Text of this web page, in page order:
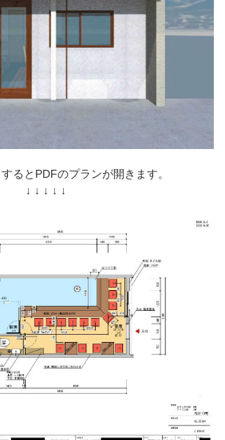
るとPDFのプランが開きます。
↓ ↓ ↓ ↓ ↓